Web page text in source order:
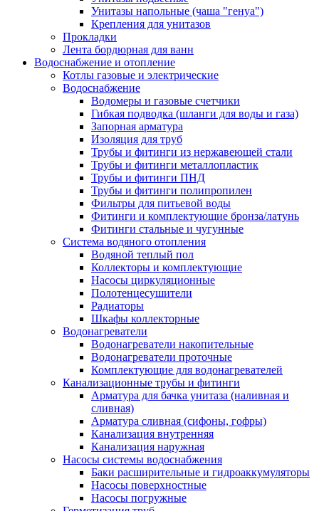
Унитазы напольные (чаша "генуа")
Крепления для унитазов
Прокладки
Лента бордюрная для ванн
Водоснабжение и отопление
Котлы газовые и электрические
Водоснабжение
Водомеры и газовые счетчики
Гибкая подводка (шланги для воды и газа)
Запорная арматура
Изоляция для труб
Трубы и фитинги из нержавеющей стали
Трубы и фитинги металлопластик
Трубы и фитинги ПНД
Трубы и фитинги полипропилен
Фильтры для питьевой воды
Фитинги и комплектующие бронза/латунь
Фитинги стальные и чугунные
Система водяного отопления
Водяной теплый пол
Коллекторы и комплектующие
Насосы циркуляционные
Полотенцесушители
Радиаторы
Шкафы коллекторные
Водонагреватели
Водонагреватели накопительные
Водонагреватели проточные
Комплектующие для водонагревателей
Канализационные трубы и фитинги
Арматура для бачка унитаза (наливная и
сливная)
Арматура сливная (сифоны, гофры)
Канализация внутренняя
Канализация наружная
Насосы системы водоснабжения
Баки расширительные и гидроаккумуляторы
Насосы поверхностные
Насосы погружные